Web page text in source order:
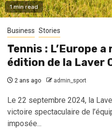
1 min read
Business Stories
Tennis : L’Europe
édition de la Laver
2 ans ago admin_sport
Le 22 septembre 2024, la
victoire spectaculaire de
imposée...